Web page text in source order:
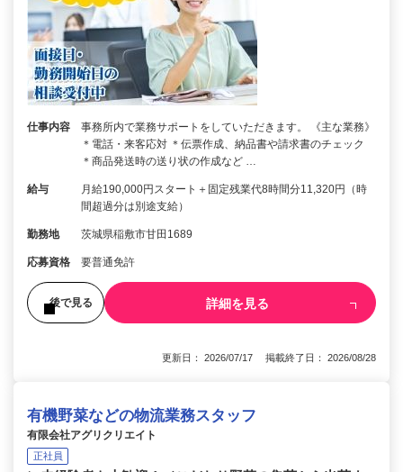
仕事内容
事務所内で業務サポートをしていただきます。 《主な業務》
＊電話・来客応対 ＊伝票作成、納品書や請求書のチェック
＊商品発送時の送り状の作成など …
給与
月給190,000円スタート＋固定残業代8時間分11,320円（時
間超過分は別途支給）
勤務地 茨城県稲敷市甘田1689
応募資格 要普通免許
後で見る 詳細を見る
更新日： 2026/07/17 掲載終了日： 2026/08/28
有機野菜などの物流業務スタッフ
有限会社アグリクリエイト
正社員